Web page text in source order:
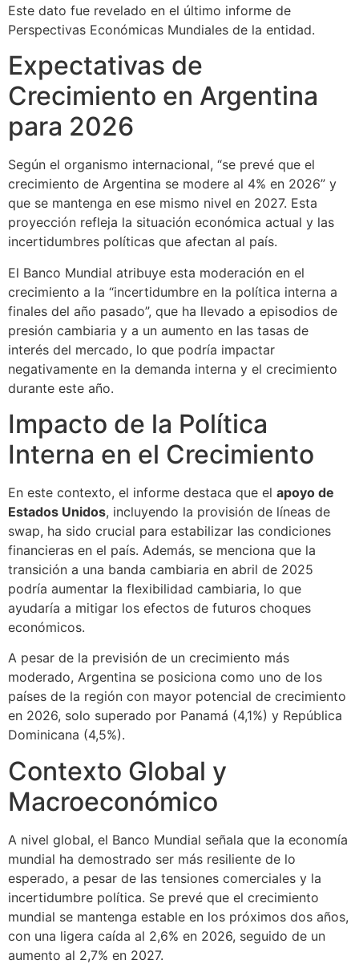
Este dato fue revelado en el último informe de
Perspectivas Económicas Mundiales de la entidad.
Expectativas de
Crecimiento en Argentina
para 2026
Según el organismo internacional, “se prevé que el
crecimiento de Argentina se modere al 4% en 2026” y
que se mantenga en ese mismo nivel en 2027. Esta
proyección refleja la situación económica actual y las
incertidumbres políticas que afectan al país.
El Banco Mundial atribuye esta moderación en el
crecimiento a la “incertidumbre en la política interna a
finales del año pasado”, que ha llevado a episodios de
presión cambiaria y a un aumento en las tasas de
interés del mercado, lo que podría impactar
negativamente en la demanda interna y el crecimiento
durante este año.
Impacto de la Política
Interna en el Crecimiento
En este contexto, el informe destaca que el apoyo de
Estados Unidos, incluyendo la provisión de líneas de
swap, ha sido crucial para estabilizar las condiciones
financieras en el país. Además, se menciona que la
transición a una banda cambiaria en abril de 2025
podría aumentar la flexibilidad cambiaria, lo que
ayudaría a mitigar los efectos de futuros choques
económicos.
A pesar de la previsión de un crecimiento más
moderado, Argentina se posiciona como uno de los
países de la región con mayor potencial de crecimiento
en 2026, solo superado por Panamá (4,1%) y República
Dominicana (4,5%).
Contexto Global y
Macroeconómico
A nivel global, el Banco Mundial señala que la economía
mundial ha demostrado ser más resiliente de lo
esperado, a pesar de las tensiones comerciales y la
incertidumbre política. Se prevé que el crecimiento
mundial se mantenga estable en los próximos dos años,
con una ligera caída al 2,6% en 2026, seguido de un
aumento al 2,7% en 2027.